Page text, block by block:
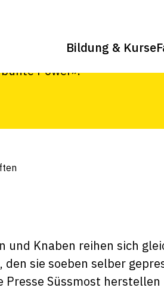
Bildung & Kurse
Strickhof Wülflingen ein
Power».
und Knaben reihen sich
sie soeben selber
Presse Süssmost herstellen